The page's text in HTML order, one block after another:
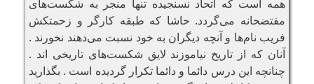
همه است که اتحاد نسنجیده تنها منجر به شکست‌های
مفتضحانه می‌گردد. حاشا که طبقه کارگر و زحمتکش
فریب نام‌ها و آنچه دیگران به خود نسبت می‌دهند نخورند .
آنان که از تاریخ نیاموزند لایق شکست‌های تاریخی اند .
چنانچه این درس دائما و دائما تکرار گردیده است . بگذارید